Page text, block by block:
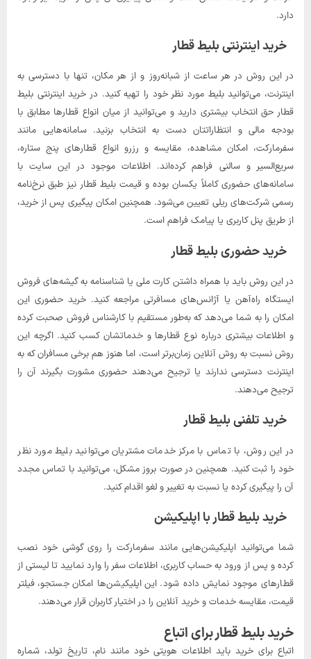
دارد.
خرید اینترنتی بلیط قطار
در این روش در هر ساعت از شبانه‌روز و از هر مکان، تنها با دسترسی به
اینترنت، می‌توانید بلیط مورد نظر خود را تهیه کنید. در خرید اینترنتی بلیط
قطار حق انتخاب بیشتری دارید و می‌توانید از میان انواع قطارها مطابق با
بودجه مالی و انتظاراتتان دست به انتخاب بزنید. سامانه‌هایی مانند
سفرمارکت، امکان مشاهده، مقایسه و رزرو انواع قطارهای پنج ستاره،
سریع‌السیر و سالنی فراهم کرده‌اند. اطلاعات موجود در این سایت‌ با
سامانه‌های حضوری کاملاً یکسان بوده و قیمت بلیط قطار نیز طبق نرخ‌نامه
رسمی شرکت‌های ریلی تعیین می‌شود. همچنین امکان پیگیری پس از خرید،
از طریق پنل کاربری یا پیامک فراهم است.
خرید حضوری بلیط قطار
در این روش باید با همراه داشتن کارت ملی یا شناسنامه به گیشه‌های فروش
ایستگاه راه‌آهن یا آژانس‌های مسافرتی مراجعه کنید. خرید حضوری این
امکان را به شما می‌دهد که به‌طور مستقیم با کارشناس فروش صحبت کرده
و اطلاعات بیشتری درباره نوع قطارها و خدماتشان کسب کنید. اگرچه این
روش نسبت به روش آنلاین زمان‌برتر است، اما هنوز هم برخی مسافران که به
اینترنت دسترسی ندارند یا ترجیح می‌دهند حضوری مشورت بگیرند آن را
ترجیح می‌دهند.
خرید تلفنی بلیط قطار
در این روش، با تماس با مرکز خدمات مشتریان می‌توانید بلیط مورد نظر
خود را ثبت کنید. همچنین در صورت بروز مشکل، می‌توانید با تماس مجدد
آن را پیگیری کرده یا نسبت به تغییر و لغو اقدام کنید.
خرید بلیط قطار با اپلیکیشن
شما می‌توانید اپلیکیشن‌هایی مانند سفرمارکت را روی گوشی خود نصب
کرده و پس از ورود به حساب کاربری، اطلاعات سفر را وارد نمایید تا لیستی از
قطارهای موجود نمایش داده شود. این اپلیکیشن‌ها امکان جستجو، فیلتر
قیمت، مقایسه خدمات و خرید آنلاین را در اختیار کاربران قرار می‌دهند.
خرید بلیط قطار برای اتباع
اتباع برای خرید باید اطلاعات هویتی خود مانند نام، تاریخ تولد، شماره